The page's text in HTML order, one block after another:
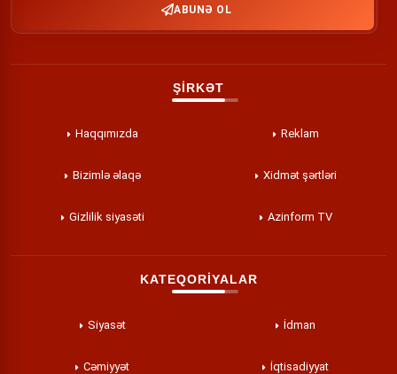
ABUNƏ OL
ŞİRKƏT
Haqqımızda Reklam
Bizimlə əlaqə Xidmət şərtləri
Gizlilik siyasəti Azinform TV
KATEQORİYALAR
Siyasət İdman
Cəmiyyət İqtisadiyyat